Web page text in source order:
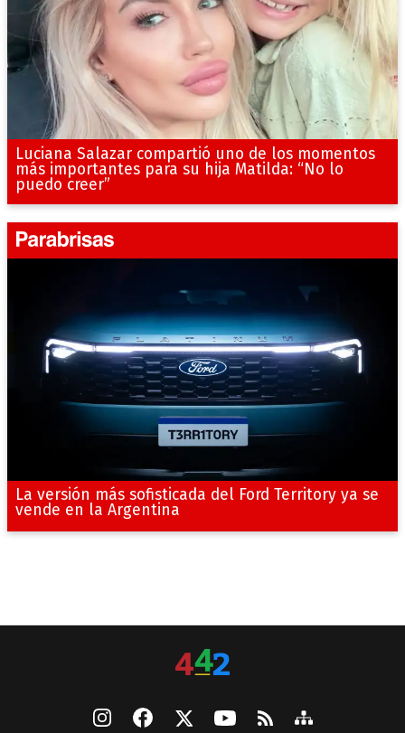
Luciana Salazar compartió uno de los momentos
más importantes para su hija Matilda: “No lo
puedo creer”
La versión más sofisticada del Ford Territory ya se
vende en la Argentina